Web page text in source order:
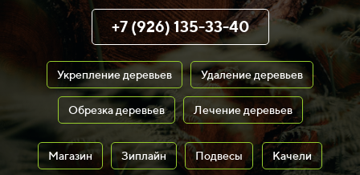
+7 (926) 135-33-40
Укрепление деревьев Удаление деревьев
Обрезка деревьев Лечение деревьев
Магазин Зиплайн Подвесы Качели